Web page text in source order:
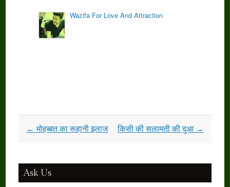
Wazifa For Love And Attraction
Post
← मोहब्बत का रूहानी इलाज किसी की सलामती की दुआ →
Ask Us